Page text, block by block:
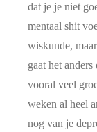
dat je je niet
mentaal shit
wiskunde,
gaat het
vooral veel
weken al heel
nog van je